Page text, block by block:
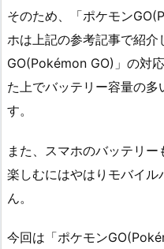
そのため、「ポケモン
ホは上記の参考記事で紹介
GO(Pokémon GO)」の対
た上でバッテリー容量の多
す。
また、スマホのバッテリ
楽しむにはやはりモバイ
ん。
今回は「ポケモン